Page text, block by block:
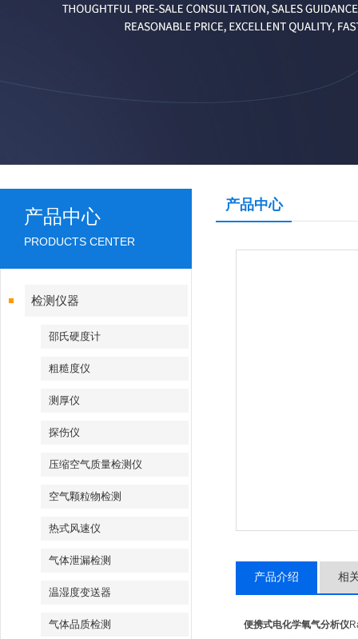
产品中心
PRODUCTS CENTER
检测仪器
邵氏硬度计
粗糙度仪
测厚仪
探伤仪
压缩空气质量检测仪
空气颗粒物检测
热式风速仪
气体泄漏检测
温湿度变送器
气体品质检测
产品中心
产品介绍 相
便携式电化学氧气分析仪